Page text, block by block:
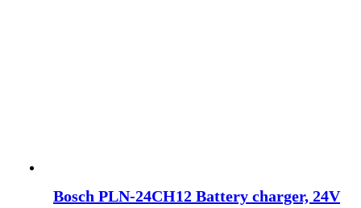
Bosch PLN-24CH12 Battery charger, 24V